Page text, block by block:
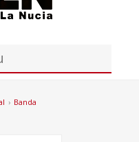
› Banda